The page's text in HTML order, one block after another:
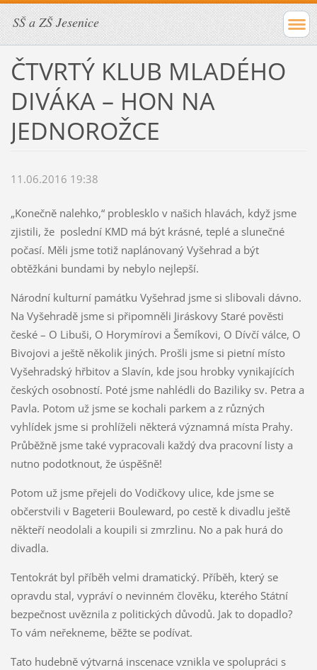
SŠ a ZŠ Jesenice
ČTVRTÝ KLUB MLADÉHO
DIVÁKA – HON NA
JEDNOROŽCE
11.06.2016 19:38
„Konečně nalehko,“ problesklo v našich hlavách, když jsme
zjistili, že poslední KMD má být krásné, teplé a slunečné
počasí. Měli jsme totiž naplánovaný Vyšehrad a být
obtěžkáni bundami by nebylo nejlepší.
Národní kulturní památku Vyšehrad jsme si slibovali dávno.
Na Vyšehradě jsme si připomněli Jiráskovy Staré pověsti
české – O Libuši, O Horymírovi a Šemíkovi, O Dívčí válce, O
Bivojovi a ještě několik jiných. Prošli jsme si pietní místo
Vyšehradský hřbitov a Slavín, kde jsou hrobky vynikajících
českých osobností. Poté jsme nahlédli do Baziliky sv. Petra a
Pavla. Potom už jsme se kochali parkem a z různých
vyhlídek jsme si prohlíželi některá významná místa Prahy.
Průběžně jsme také vypracovali každý dva pracovní listy a
nutno podotknout, že úspěšně!
Potom už jsme přejeli do Vodičkovy ulice, kde jsme se
občerstvili v Bageterii Bouleward, po cestě k divadlu ještě
někteří neodolali a koupili si zmrzlinu. No a pak hurá do
divadla.
Tentokrát byl příběh velmi dramatický. Příběh, který se
opravdu stal, vypráví o nevinném člověku, kterého Státní
bezpečnost uvěznila z politických důvodů. Jak to dopadlo?
To vám neřekneme, běžte se podívat.
Tato hudebně výtvarná inscenace vznikla ve spolupráci s